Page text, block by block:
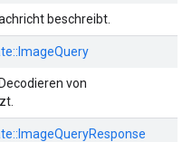
beschreibt.
ImageQuery
von
ImageQueryResponse